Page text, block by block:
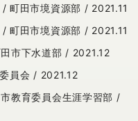
町田市境資源部 / 2021.11
町田市境資源部 / 2021.11
市下水道部 / 2021.12
員会 / 2021.12
教育委員会生涯学習部 /